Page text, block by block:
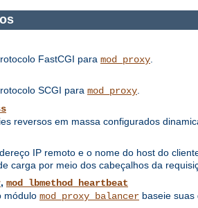
FastCGI para mod_proxy
SCGI para mod_proxy
reversos em massa configurados
IP remoto e o nome do host do
carga por meio dos cabeçalhos da
, mod_lbmethod_heartbeat
módulo mod_proxy_balancer baseie suas